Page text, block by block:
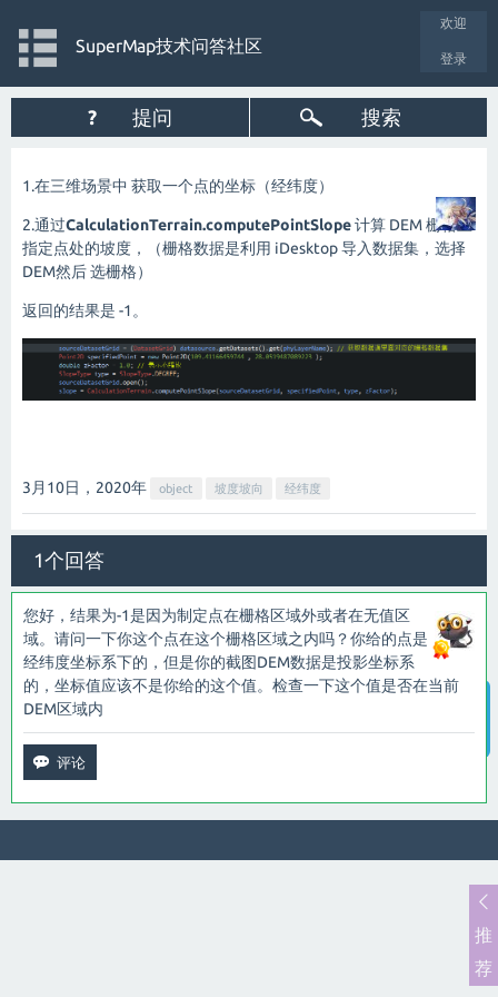
欢迎
登录
SuperMap技术问答社区
? 提问 搜索
1.在三维场景中 获取一个点的坐标（经纬度）
2.通过CalculationTerrain.computePointSlope计算 DEM 栅格上
指定点处的坡度，（栅格数据是利用 iDesktop 导入数据集，选择
DEM然后 选栅格）
返回的结果是 -1。
3月10日，2020年 object 坡度坡向 经纬度
1个回答
您好，结果为-1是因为制定点在栅格区域外或者在无值区
域。请问一下你这个点在这个栅格区域之内吗？你给的点是
经纬度坐标系下的，但是你的截图DEM数据是投影坐标系
的，坐标值应该不是你给的这个值。检查一下这个值是否在当前
DEM区域内